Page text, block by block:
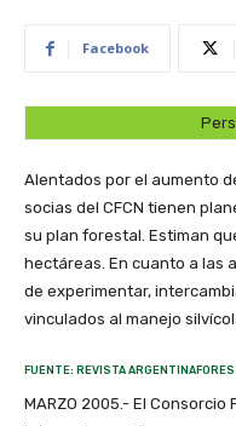
Facebook
Alentados por el aumento
socias del CFCN tienen
su plan forestal. Estiman
hectáreas. En cuanto a las
de experimentar,
vinculados al manejo
FUENTE: REVISTA
MARZO 2005.- El